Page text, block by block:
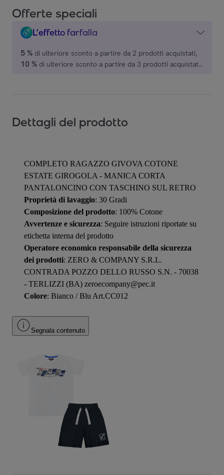
Offerte speciali
L’effetto farfalla
5 % di ulteriore sconto a partire da 2 prodotti acquistati,
10 % di ulteriore sconto a partire da 3 prodotti acquistati,
Dettagli del prodotto
COMPLETO RAGAZZO GIVOVA COTONE
ESTATE GIROGOLA - MANICA CORTA
PANTALONCINO CON TASCHINO SUL RETRO
Proprietà di lavaggio: 30 Gradi
Composizione del prodotto: 100% Cotone
Avvertenze e sicurezza: Seguire istruzioni riportate su
etichetta interna del prodotto
Operatore economico responsabile della sicurezza
dei prodotti: ZERO & COMPANY S.R.L.
CONTRADA POZZO DELLO RUSSO S.N. - 70038
- TERLIZZI (BA) zeroecompany@pec.it
Colore: Bianco / Blu Art.CC012
Segnala contenuto